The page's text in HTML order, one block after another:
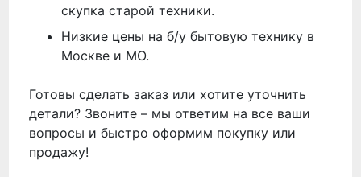
скупка старой техники.
Низкие цены на б/у бытовую технику в
Москве и МО.
Готовы сделать заказ или хотите уточнить
детали? Звоните – мы ответим на все ваши
вопросы и быстро оформим покупку или
продажу!